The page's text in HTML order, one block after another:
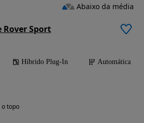
Rover Sport
Híbrido Plug-In
Automática
o topo
Abaixo da média